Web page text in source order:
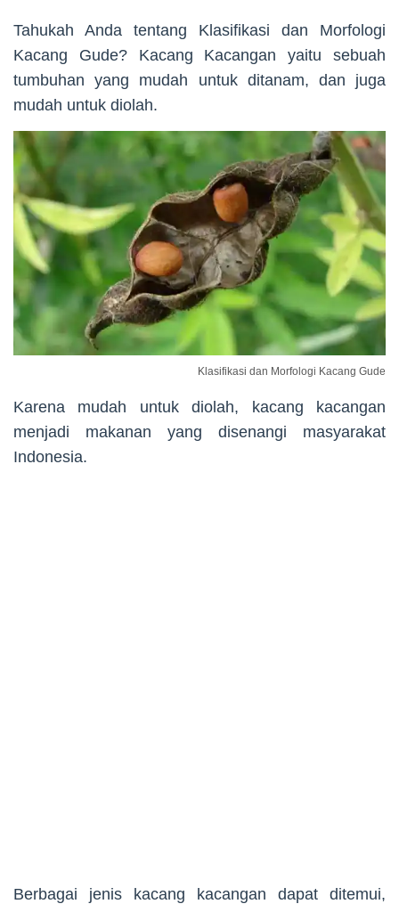
Tahukah Anda tentang Klasifikasi dan Morfologi
Kacang Gude? Kacang Kacangan yaitu sebuah
tumbuhan yang mudah untuk ditanam, dan juga
mudah untuk diolah.
Klasifikasi dan Morfologi Kacang Gude
Karena mudah untuk diolah, kacang kacangan
menjadi makanan yang disenangi masyarakat
Indonesia.
Berbagai jenis kacang kacangan dapat ditemui,